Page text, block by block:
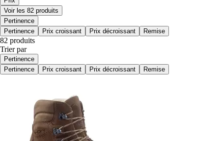
Voir les 82 produits
Pertinence
Pertinence
Prix croissant Prix décroissant Remise
82 produits
Trier par
Pertinence
Pertinence
Prix croissant Prix décroissant Remise